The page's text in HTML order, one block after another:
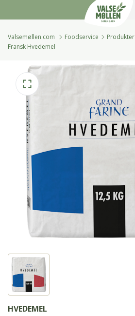
Valsemøllen.com Foodservice Produkter
Fransk Hvedemel
HVEDEMEL